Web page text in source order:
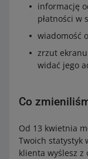
informację
płatności w
wiadomość
zrzut
widać jego
Co
Od 13 kwietnia
Twoich statystyk
klienta wyślesz z